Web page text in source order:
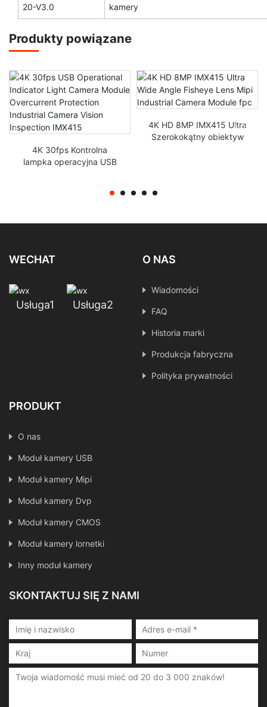
20-V3.0
kamery
Produkty powiązane
4K 30fps Kontrolna
lampka operacyjna USB
Przemysłowa inspekcja
4K HD 8MP IMX415 Ultra
Szerokokątny obiektyw
WECHAT
Usługa1 Usługa2
O NAS
Wiadomości
FAQ
Historia marki
Produkcja fabryczna
Polityka prywatności
PRODUKT
O nas
Moduł kamery USB
Moduł kamery Mipi
Moduł kamery Dvp
Moduł kamery CMOS
Moduł kamery lornetki
Inny moduł kamery
SKONTAKTUJ SIĘ Z NAMI